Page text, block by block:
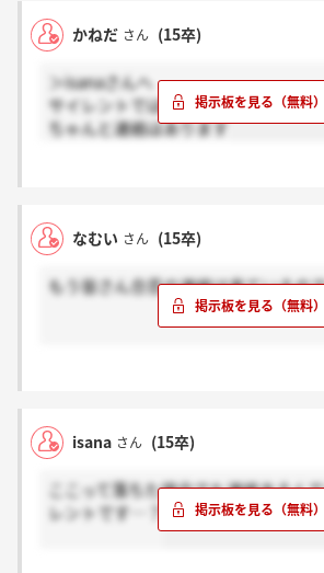
かねだ さん (15卒)
＞isanaさんへ
サイレントではないですよ
ちゃんと連絡はあります
なむい さん (15卒)
もう皆さん合否の連絡は来ているの
isana さん (15卒)
ここって落ちた場合でも連絡あるん
レントです…？